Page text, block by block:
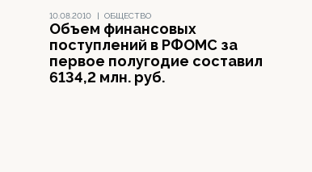
10.08.2010 | ОБЩЕСТВО
Объем финансовых
поступлений в РФОМС за
первое полугодие составил
6134,2 млн. руб.